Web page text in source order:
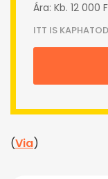
Ára: Kb. 12 000
ITT IS
(Via)